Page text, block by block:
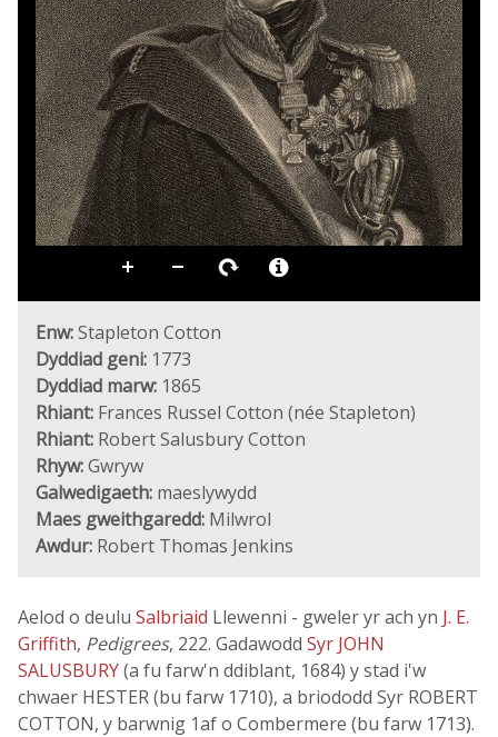
Enw:Stapleton Cotton
Dyddiad geni: 1773
Dyddiad marw: 1865
Rhiant: Frances Russel Cotton (née Stapleton)
Rhiant: Robert Salusbury Cotton
Rhyw:Gwryw
Galwedigaeth: maeslywydd
Maes gweithgaredd: Milwrol
Awdur: Robert Thomas Jenkins
Aelod o deulu Salbriaid Llewenni - gweler yr ach yn J. E.
Griffith, Pedigrees, 222. Gadawodd Syr JOHN
SALUSBURY(a fu farw'n ddiblant, 1684) y stad i'w
chwaer HESTER (bu farw 1710), a briododd Syr ROBERT
COTTON, y barwnig 1af o Combermere (bu farw 1713).